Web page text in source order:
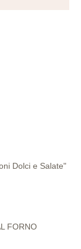
Dolci e Salate"
FORNO